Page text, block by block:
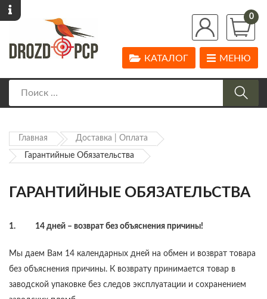
0
МЕНЮ
КАТАЛОГ
Главная Доставка | Оплата
Гарантийные Обязательства
ГАРАНТИЙНЫЕ ОБЯЗАТЕЛЬСТВА
1. 14 дней – возврат без объяснения причины!
Мы даем Вам 14 календарных дней на обмен и возврат товара
без объяснения причины. К возврату принимается товар в
заводской упаковке без следов эксплуатации и сохранением